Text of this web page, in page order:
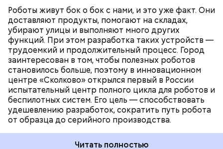
Роботы живут бок о бок с нами, и это уже факт. Они
доставляют продукты, помогают на складах,
убирают улицы и выполняют много других
функций. При этом разработка таких устройств —
трудоемкий и продолжительный процесс. Город
заинтересован в том, чтобы полезных роботов
становилось больше, поэтому в инновационном
центре «Сколково» открылся первый в России
испытательный центр полного цикла для роботов и
беспилотных систем. Его цель — способствовать
удешевлению разработок, сократить путь робота
от образца до серийного производства.
Читать полностью